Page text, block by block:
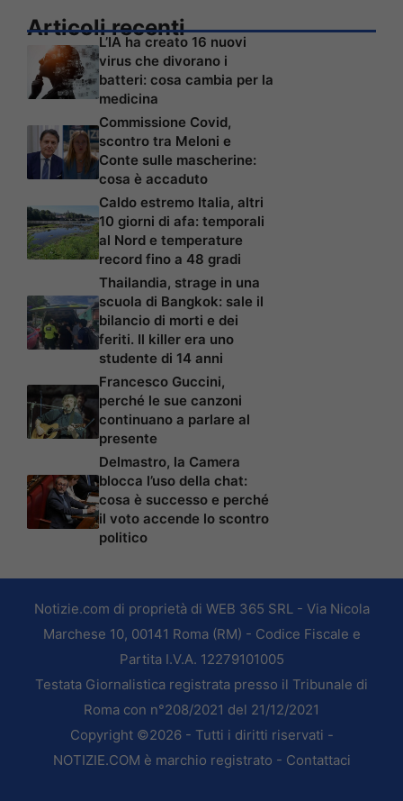
Articoli recenti
L’IA ha creato 16 nuovi
virus che divorano i
batteri: cosa cambia per la
medicina
Commissione Covid,
scontro tra Meloni e
Conte sulle mascherine:
cosa è accaduto
Caldo estremo Italia, altri
10 giorni di afa: temporali
al Nord e temperature
record fino a 48 gradi
Thailandia, strage in una
scuola di Bangkok: sale il
bilancio di morti e dei
feriti. Il killer era uno
studente di 14 anni
Francesco Guccini,
perché le sue canzoni
continuano a parlare al
presente
Delmastro, la Camera
blocca l’uso della chat:
cosa è successo e perché
il voto accende lo scontro
politico
Notizie.com di proprietà di WEB 365 SRL - Via Nicola
Marchese 10, 00141 Roma (RM) - Codice Fiscale e
Partita I.V.A. 12279101005
Testata Giornalistica registrata presso il Tribunale di
Roma con n°208/2021 del 21/12/2021
Copyright ©2026 - Tutti i diritti riservati -
NOTIZIE.COM è marchio registrato - Contattaci